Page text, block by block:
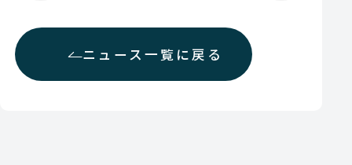
ニュース一覧に戻る